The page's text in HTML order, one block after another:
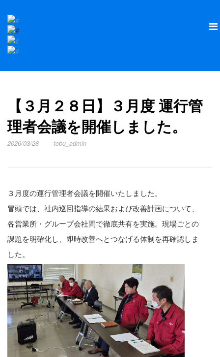
【３月２８日】３月度 運行管
理者会議を開催しました。
2026/03/28 tobu_admin
３月度の運行管理者会議を開催いたしました。
冒頭では、社内巡回指導の結果および改善計画について、
各営業所・グループ会社間で徹底共有を実施。現場ごとの
課題を明確化し、即時改善へとつなげる体制を再確認しま
した。